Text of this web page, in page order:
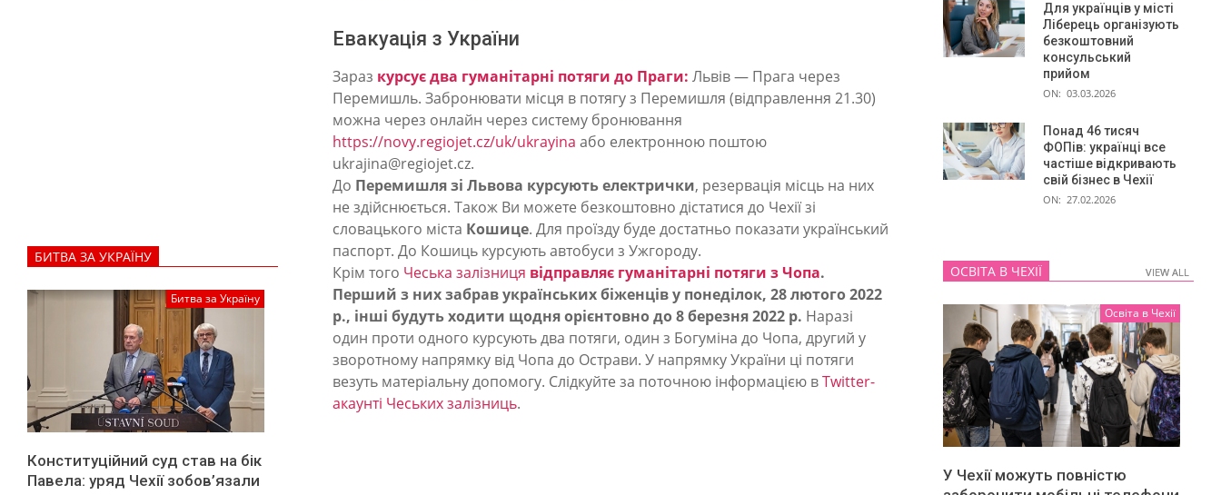
р
н
о
т
а
К
а
р
л
о
в
и
х
В
Евакуація з України
Зараз курсує два гуманітарні потяги до Праги: Львів — Прага через
Перемишль. Забронювати місця в потягу з Перемишля (відправлення 21.30)
можна через онлайн через систему бронювання
https://novy.regiojet.cz/uk/ukrayina або електронною поштою
ukrajina@regiojet.cz.
До Перемишля зі Львова курсують електрички, резервація місць на них
не здійснюється. Також Ви можете безкоштовно дістатися до Чехії зі
словацького міста Кошице. Для проїзду буде достатньо показати український
паспорт. До Кошиць курсують автобуси з Ужгороду.
Крім того Чеська залізниця відправляє гуманітарні потяги з Чопа.
Перший з них забрав українських біженців у понеділок, 28 лютого 2022
р., інші будуть ходити щодня орієнтовно до 8 березня 2022 р. Наразі
один проти одного курсують два потяги, один з Богуміна до Чопа, другий у
зворотному напрямку від Чопа до Острави. У напрямку України ці потяги
везуть матеріальну допомогу. Слідкуйте за поточною інформацією вTwitter-
акаунті Чеських залізниць.
БИТВА ЗА УКРАЇНУ
Битва за Україну
Конституційний суд став на бік
Павела: уряд Чехії зобов’язали
Для українців у місті
Ліберець організують
безкоштовний
консульський
прийом
ON: 03.03.2026
Понад 46 тисяч
ФОПів: українці все
частіше відкривають
свій бізнес в Чехії
ON: 27.02.2026
ОСВІТА В ЧЕХІЇ VIEW ALL
Освіта в Чехії
У Чехії можуть повністю
VIEW ALL